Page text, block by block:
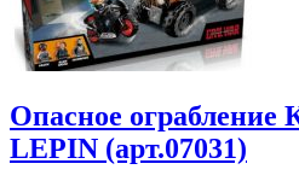
Опасное ограбление
LEPIN (арт.07031)